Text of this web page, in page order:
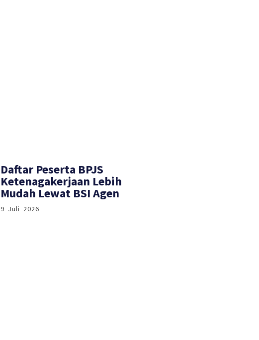
Daftar Peserta BPJS
Ketenagakerjaan Lebih
Mudah Lewat BSI Agen
9 Juli 2026